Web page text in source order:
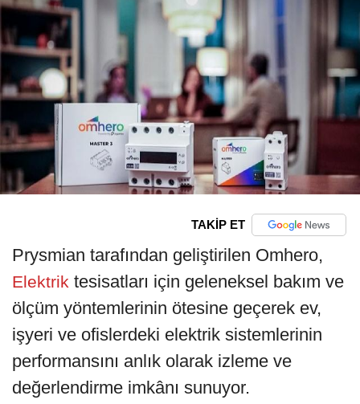
TAKİP ET
Prysmian tarafından geliştirilen Omhero,
Elektrik tesisatları için geleneksel bakım ve
ölçüm yöntemlerinin ötesine geçerek ev,
işyeri ve ofislerdeki elektrik sistemlerinin
performansını anlık olarak izleme ve
değerlendirme imkânı sunuyor.